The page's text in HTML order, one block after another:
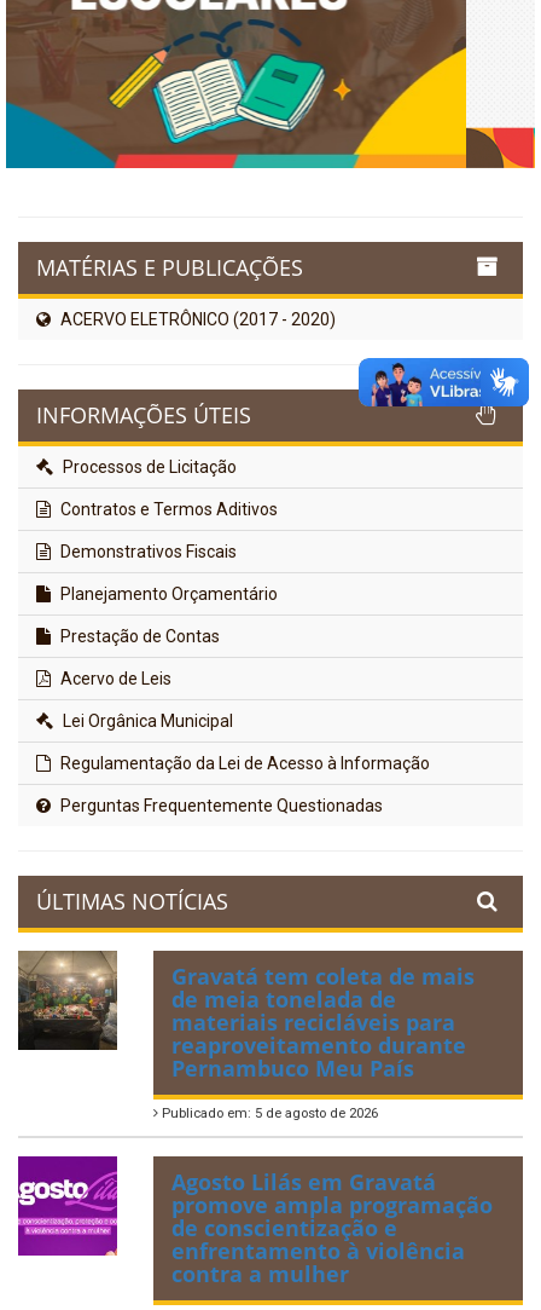
MATÉRIAS E PUBLICAÇÕES
ACERVO ELETRÔNICO (2017 - 2020)
INFORMAÇÕES ÚTEIS
Processos de Licitação
Contratos e Termos Aditivos
Demonstrativos Fiscais
Planejamento Orçamentário
Prestação de Contas
Acervo de Leis
Lei Orgânica Municipal
Regulamentação da Lei de Acesso à Informação
Perguntas Frequentemente Questionadas
ÚLTIMAS NOTÍCIAS
Gravatá tem coleta de mais
de meia tonelada de
materiais recicláveis para
reaproveitamento durante
Pernambuco Meu País
Publicado em: 5 de agosto de 2026
Agosto Lilás em Gravatá
promove ampla programação
de conscientização e
enfrentamento à violência
contra a mulher